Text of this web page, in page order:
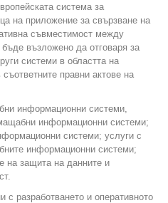
система за
на приложение за свързване на
съвместимост между
възложено да отговаря за
системи в областта на
правни актове на
информационни системи,
информационни системи;
системи; услуги с
информационни системи;
на защита на данните и
разработването и оперативното